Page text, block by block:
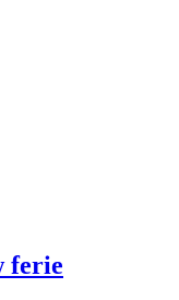
ferie